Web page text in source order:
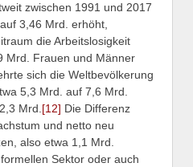
zwischen 1991 und 2017
3,46 Mrd. erhöht,
die Arbeitslosigkeit
Mrd. Frauen und Männer
sich die Weltbevölkerung
5,3 Mrd. auf 7,6 Mrd.
Mrd.[12] Die Differenz
und netto neu
also etwa 1,1 Mrd.
Sektor oder auch